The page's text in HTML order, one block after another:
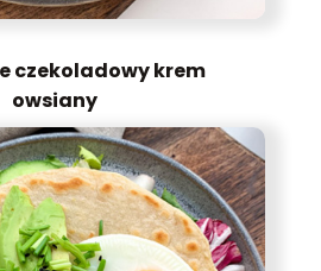
czekoladowy krem
owsiany